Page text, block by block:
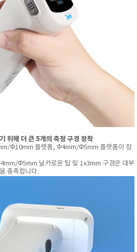
위해 더 큰 5개의 측정 구경 장착
Φ10mm 플랫폼, Φ4mm/Φ5mm 플랫폼이 장
Φ5mm 날카로운 팁 및 1x3mm 구경은 대부
충족합니다.